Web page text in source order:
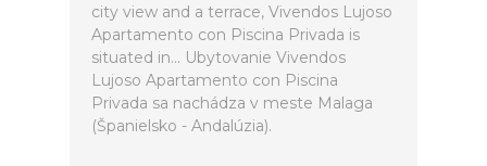
city view and a terrace, Vivendos Lujoso
Apartamento con Piscina Privada is
situated in... Ubytovanie Vivendos
Lujoso Apartamento con Piscina
Privada sa nachádza v meste Malaga
(Španielsko - Andalúzia).